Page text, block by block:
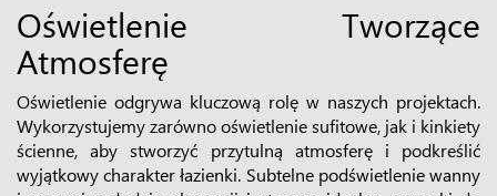
Oświetlenie Tworzące
Atmosferę
Oświetlenie odgrywa kluczową rolę w naszych projektach.
Wykorzystujemy zarówno oświetlenie sufitowe, jak i kinkiety
ścienne, aby stworzyć przytulną atmosferę i podkreślić
wyjątkowy charakter łazienki. Subtelne podświetlenie wanny